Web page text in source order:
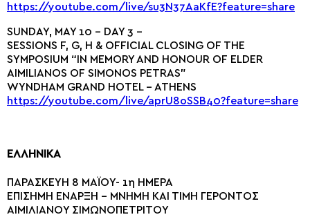
https://youtube.com/live/su3N37AaKfE?feature=share
SUNDAY, MAY 10 – DAY 3 –
SESSIONS F, G, H & OFFICIAL CLOSING OF THE
SYMPOSIUM “IN MEMORY AND HONOUR OF ELDER
AIMILIANOS OF SIMONOS PETRAS”
WYNDHAM GRAND HOTEL – ATHENS
https://youtube.com/live/aprU8oSSB40?feature=share
ΕΛΛΗΝΙΚΑ
ΠΑΡΑΣΚΕΥΗ 8 ΜΑΪΟΥ- 1η ΗΜΕΡΑ
ΕΠΙΣΗΜΗ ΕΝΑΡΞΗ – MNHMH KAI TIMH ΓΕΡΟΝΤΟΣ
ΑΙΜΙΛΙΑΝΟΥ ΣΙΜΩΝΟΠΕΤΡΙΤΟΥ